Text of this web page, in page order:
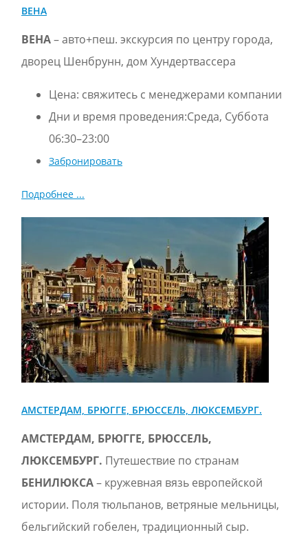
ВЕНА
ВЕНА– авто+пеш. экскурсия по центру города,
дворец Шенбрунн, дом Хундертвассера
Цена: свяжитесь с менеджерами компании
Дни и время проведения:Средa, Суббота
06:30–23:00
Забронировать
Подробнее ...
АМСТЕРДАМ, БРЮГГЕ, БРЮССЕЛЬ, ЛЮКСЕМБУРГ.
АМСТЕРДАМ, БРЮГГЕ, БРЮССЕЛЬ,
ЛЮКСЕМБУРГ. Путешествие по странам
БЕНИЛЮКСА– кружевная вязь европейской
истории. Поля тюльпанов, ветряные мельницы,
бельгийский гобелен, традиционный сыр.